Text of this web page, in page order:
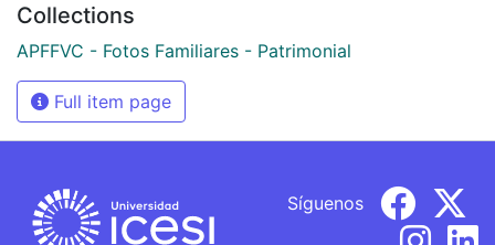
Collections
APFFVC - Fotos Familiares - Patrimonial
Full item page
Síguenos